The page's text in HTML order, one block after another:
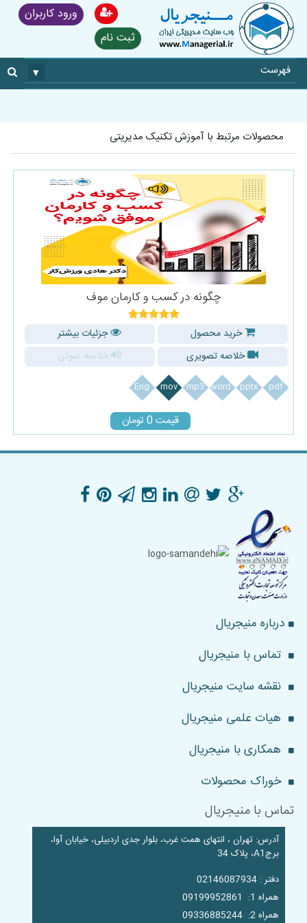
ورود کاربران
ثبت نام
فهرست ▾
محصولات مرتبط با آموزش تکنیک مدیریتی
چگونه در کسب و کارمان موف
خرید محصول
جزئیات بیشتر
خلاصه تصویری
خلاصه صوتی
pdf
pptx
word
mp3
mov
Eng
قیمت 0 تومان
درباره منیجریال
تماس با منیجریال
نقشه سایت منیجریال
هیات علمی منیجریال
همکاری با منیجریال
خوراک محصولات
تماس با منیجریال
آدرس: تهران ، انتهای همت غرب، بلوار جدی اردبیلی، خیابان آوا،
برجA1، پلاک 34
دفتر : 02146087934
همراه 1: 09199952861
همراه 2: 09336885244